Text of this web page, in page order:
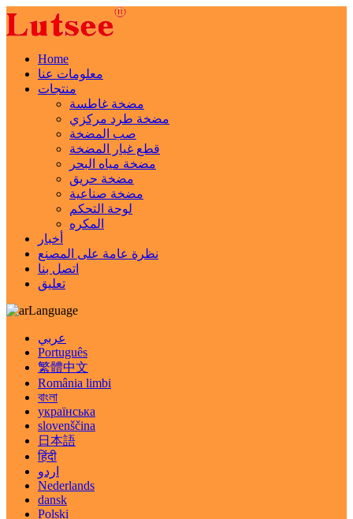
Home
معلومات عنا
منتجات
مضخة غاطسة
مضخة طرد مركزي
صب المضخة
قطع غيار المضخة
مضخة مياه البحر
مضخة حريق
مضخة صناعية
لوحة التحكم
المكره
أخبار
نظرة عامة على المصنع
اتصل بنا
تعليق
Language
عربي
Português
繁體中文
România limbi
বাংলা
українська
slovenščina
日本語
हिंदी
اردو
Nederlands
dansk
Polski